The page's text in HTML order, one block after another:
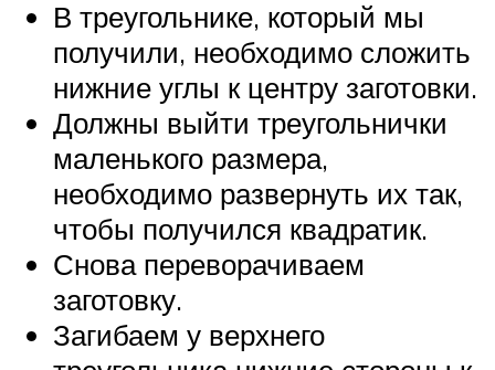
В треугольнике, который мы
получили, необходимо сложить
нижние углы к центру заготовки.
Должны выйти треугольнички
маленького размера,
необходимо развернуть их так,
чтобы получился квадратик.
Снова переворачиваем
заготовку.
Загибаем у верхнего